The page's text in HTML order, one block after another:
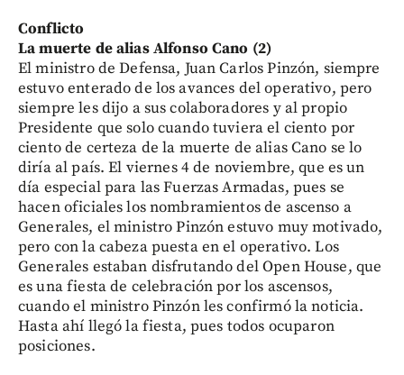
Conflicto
La muerte de alias Alfonso Cano (2)
El ministro de Defensa, Juan Carlos Pinzón, siempre
estuvo enterado de los avances del operativo, pero
siempre les dijo a sus colaboradores y al propio
Presidente que solo cuando tuviera el ciento por
ciento de certeza de la muerte de alias Cano se lo
diría al país. El viernes 4 de noviembre, que es un
día especial para las Fuerzas Armadas, pues se
hacen oficiales los nombramientos de ascenso a
Generales, el ministro Pinzón estuvo muy motivado,
pero con la cabeza puesta en el operativo. Los
Generales estaban disfrutando del Open House, que
es una fiesta de celebración por los ascensos,
cuando el ministro Pinzón les confirmó la noticia.
Hasta ahí llegó la fiesta, pues todos ocuparon
posiciones.